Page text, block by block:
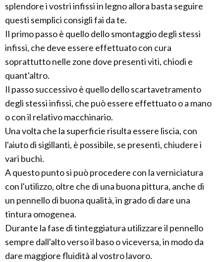
splendore i vostri infissi in legno allora basta seguire
questi semplici consigli fai da te.
Il primo passo è quello dello smontaggio degli stessi
infissi, che deve essere effettuato con cura
soprattutto nelle zone dove presenti viti, chiodi e
quant'altro.
Il passo successivo è quello dello scartavetramento
degli stessi infissi, che può essere effettuato o a mano
o con il relativo macchinario.
Una volta che la superficie risulta essere liscia, con
l'aiuto di sigillanti, è possibile, se presenti, chiudere i
vari buchi.
A questo punto si può procedere con la verniciatura
con l'utilizzo, oltre che di una buona pittura, anche di
un pennello di buona qualità, in grado di dare una
tintura omogenea.
Durante la fase di tinteggiatura utilizzare il pennello
sempre dall'alto verso il baso o viceversa, in modo da
dare maggiore fluidità al vostro lavoro.